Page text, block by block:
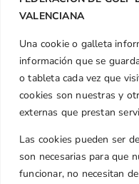
VALENCIANA
Una cookie o galleta
información que se
o tableta cada vez que
cookies son nuestras y
externas que prestan
Las cookies pueden ser
son necesarias para que
funcionar, no necesitan
Centre de
Caballero, Nº 5,
+34